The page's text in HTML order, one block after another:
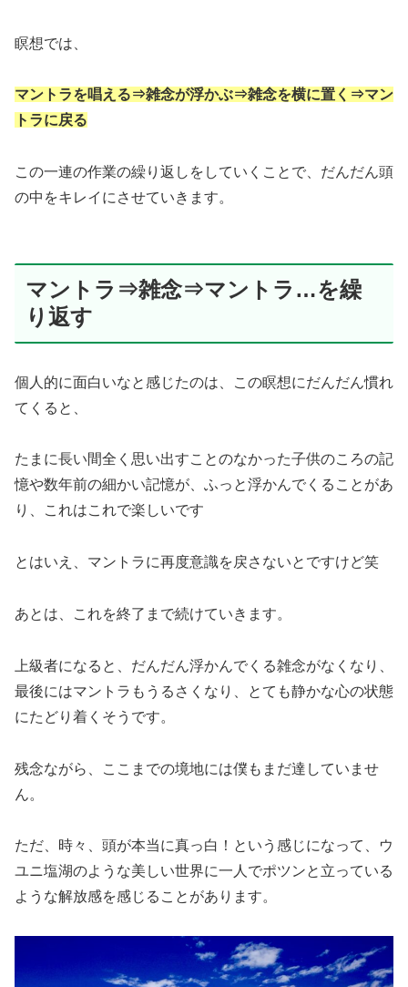
瞑想では、
マントラを唱える⇒雑念が浮かぶ⇒雑念を横に置く⇒マン
トラに戻る
この一連の作業の繰り返しをしていくことで、だんだん頭
の中をキレイにさせていきます。
マントラ⇒雑念⇒マントラ…を繰
り返す
個人的に面白いなと感じたのは、この瞑想にだんだん慣れ
てくると、
たまに長い間全く思い出すことのなかった子供のころの記
憶や数年前の細かい記憶が、ふっと浮かんでくることがあ
り、これはこれで楽しいです
とはいえ、マントラに再度意識を戻さないとですけど笑
あとは、これを終了まで続けていきます。
上級者になると、だんだん浮かんでくる雑念がなくなり、
最後にはマントラもうるさくなり、とても静かな心の状態
にたどり着くそうです。
残念ながら、ここまでの境地には僕もまだ達していませ
ん。
ただ、時々、頭が本当に真っ白！という感じになって、ウ
ユニ塩湖のような美しい世界に一人でポツンと立っている
ような解放感を感じることがあります。